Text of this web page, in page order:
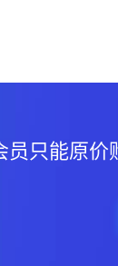
只能原